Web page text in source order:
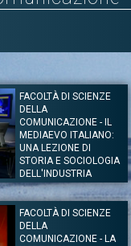
FACOLTÀ DI SCIENZE
DELLA
COMUNICAZIONE - IL
MEDIAEVO ITALIANO:
UNA LEZIONE DI
STORIA E SOCIOLOGIA
DELL'INDUSTRIA
CULTURALE E DEI
MEDIA
FACOLTÀ DI SCIENZE
DELLA
COMUNICAZIONE - LA